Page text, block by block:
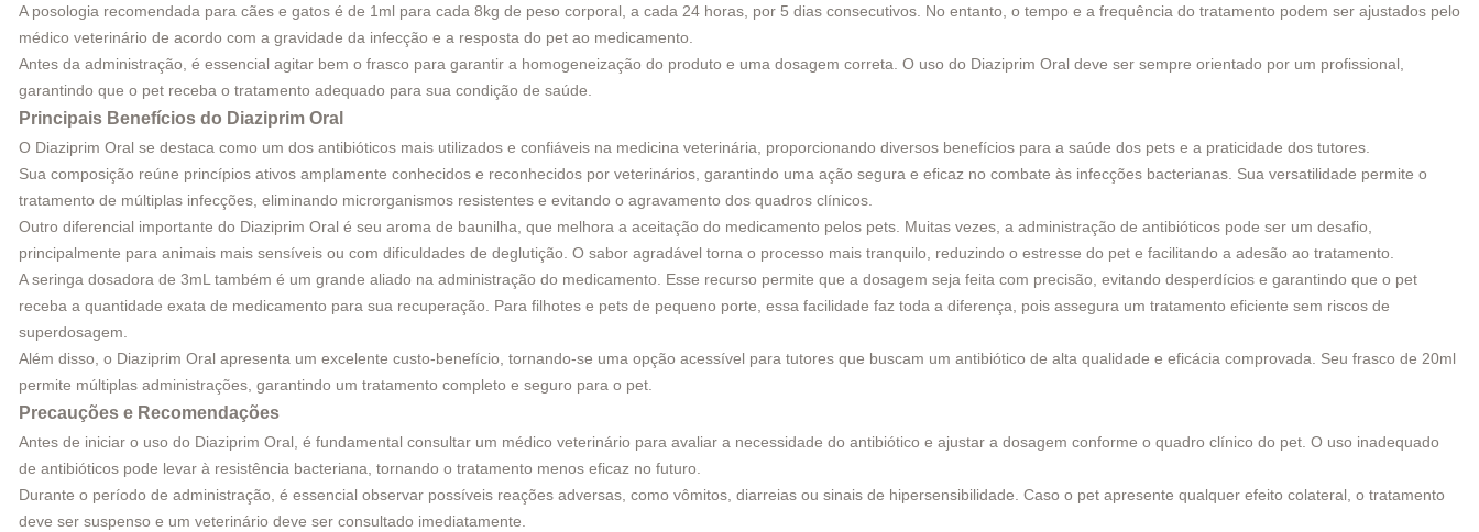
A posologia recomendada para cães e gatos é de 1ml para cada 8kg de peso corporal, a cada 24 horas, por 5 dias consecutivos. No entanto, o tempo e a frequência do tratamento podem ser ajustados pelo
médico veterinário de acordo com a gravidade da infecção e a resposta do pet ao medicamento.
Antes da administração, é essencial agitar bem o frasco para garantir a homogeneização do produto e uma dosagem correta. O uso do Diaziprim Oral deve ser sempre orientado por um profissional,
garantindo que o pet receba o tratamento adequado para sua condição de saúde.
Principais Benefícios do Diaziprim Oral
O Diaziprim Oral se destaca como um dos antibióticos mais utilizados e confiáveis na medicina veterinária, proporcionando diversos benefícios para a saúde dos pets e a praticidade dos tutores.
Sua composição reúne princípios ativos amplamente conhecidos e reconhecidos por veterinários, garantindo uma ação segura e eficaz no combate às infecções bacterianas. Sua versatilidade permite o
tratamento de múltiplas infecções, eliminando microrganismos resistentes e evitando o agravamento dos quadros clínicos.
Outro diferencial importante do Diaziprim Oral é seu aroma de baunilha, que melhora a aceitação do medicamento pelos pets. Muitas vezes, a administração de antibióticos pode ser um desafio,
principalmente para animais mais sensíveis ou com dificuldades de deglutição. O sabor agradável torna o processo mais tranquilo, reduzindo o estresse do pet e facilitando a adesão ao tratamento.
A seringa dosadora de 3mL também é um grande aliado na administração do medicamento. Esse recurso permite que a dosagem seja feita com precisão, evitando desperdícios e garantindo que o pet
receba a quantidade exata de medicamento para sua recuperação. Para filhotes e pets de pequeno porte, essa facilidade faz toda a diferença, pois assegura um tratamento eficiente sem riscos de
superdosagem.
Além disso, o Diaziprim Oral apresenta um excelente custo-benefício, tornando-se uma opção acessível para tutores que buscam um antibiótico de alta qualidade e eficácia comprovada. Seu frasco de 20ml
permite múltiplas administrações, garantindo um tratamento completo e seguro para o pet.
Precauções e Recomendações
Antes de iniciar o uso do Diaziprim Oral, é fundamental consultar um médico veterinário para avaliar a necessidade do antibiótico e ajustar a dosagem conforme o quadro clínico do pet. O uso inadequado
de antibióticos pode levar à resistência bacteriana, tornando o tratamento menos eficaz no futuro.
Durante o período de administração, é essencial observar possíveis reações adversas, como vômitos, diarreias ou sinais de hipersensibilidade. Caso o pet apresente qualquer efeito colateral, o tratamento
deve ser suspenso e um veterinário deve ser consultado imediatamente.